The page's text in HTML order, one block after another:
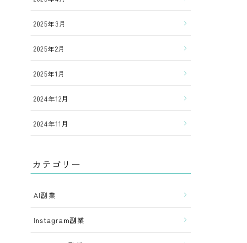
2025年3月
2025年2月
2025年1月
2024年12月
2024年11月
カテゴリー
AI副業
Instagram副業